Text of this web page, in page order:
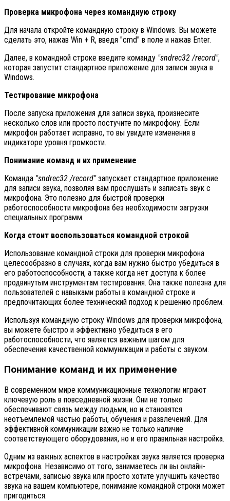
Проверка микрофона через командную строку
Для начала откройте командную строку в Windows. Вы можете
сделать это, нажав Win + R, введя "cmd" в поле и нажав Enter.
Далее, в командной строке введите команду "sndrec32 /record",
которая запустит стандартное приложение для записи звука в
Windows.
Тестирование микрофона
После запуска приложения для записи звука, произнесите
несколько слов или просто постучите по микрофону. Если
микрофон работает исправно, то вы увидите изменения в
индикаторе уровня громкости.
Понимание команд и их применение
Команда "sndrec32 /record"запускает стандартное приложение
для записи звука, позволяя вам прослушать и записать звук с
микрофона. Это полезно для быстрой проверки
работоспособности микрофона без необходимости загрузки
специальных программ.
Когда стоит воспользоваться командной строкой
Использование командной строки для проверки микрофона
целесообразно в случаях, когда вам нужно быстро убедиться в
его работоспособности, а также когда нет доступа к более
продвинутым инструментам тестирования. Она также полезна для
пользователей с навыками работы в командной строке и
предпочитающих более технический подход к решению проблем.
Используя командную строку Windows для проверки микрофона,
вы можете быстро и эффективно убедиться в его
работоспособности, что является важным шагом для
обеспечения качественной коммуникации и работы с звуком.
Понимание команд и их применение
В современном мире коммуникационные технологии играют
ключевую роль в повседневной жизни. Они не только
обеспечивают связь между людьми, но и становятся
неотъемлемой частью работы, обучения и развлечений. Для
эффективной коммуникации важно не только наличие
соответствующего оборудования, но и его правильная настройка.
Одним из важных аспектов в настройках звука является проверка
микрофона. Независимо от того, занимаетесь ли вы онлайн-
встречами, записью звука или просто хотите улучшить качество
звука на вашем компьютере, понимание командной строки может
пригодиться.